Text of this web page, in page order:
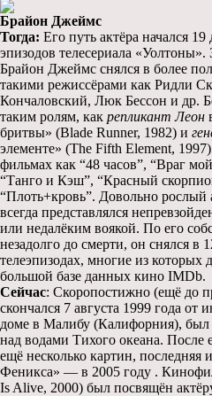
Брайон Джеймс
Тогда: Его путь актёра начался
эпизодов телесериала
Брайон Джеймс снялся в более
такими режиссёрами как Ридли
Кончаловский, Люк Бессон и др.
таким ролям, как репликант Леон
бритвы» (Blade Runner, 1982) и
элементе» (The Fifth Element,
фильмах как “48 часов”, “Враг
“Танго и Кэш”, “Красный
“Плоть+кровь”. Довольно
всегда представлялся
или недалёким воякой. По его
незадолго до смерти, он снялся в
телеэпизодах, многие из которых
большой базе данных кино IMDb.
Сейчас: Скоропостижно (ещё до
скончался 7 августа 1999 года от
доме в Малибу (Калифорния), был
над водами Тихого океана. После
ещё несколько картин, последняя
Феникса» — в 2005 году .
Is Alive, 2000) был посвящён